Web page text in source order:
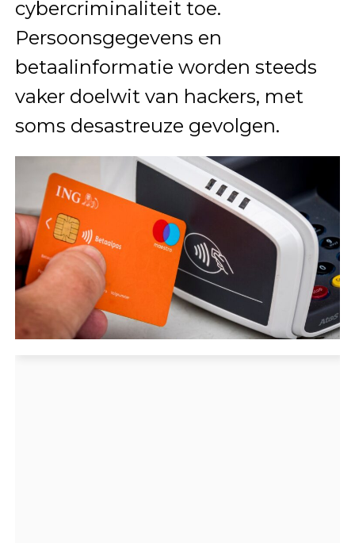
cybercriminaliteit toe.
Persoonsgegevens en
betaalinformatie worden steeds
vaker doelwit van hackers, met
soms desastreuze gevolgen.